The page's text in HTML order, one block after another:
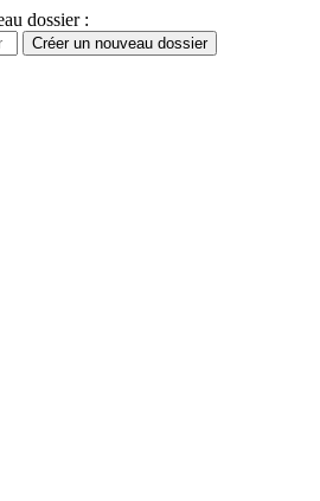
dossier :
Créer un nouveau dossier